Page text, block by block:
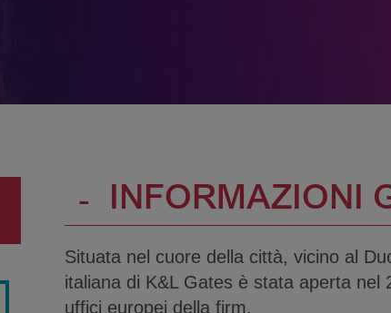
- INFORMAZIONI
Situata nel cuore della città, vicino al
italiana di K&L Gates è stata aperta nel
uffici europei della firm.